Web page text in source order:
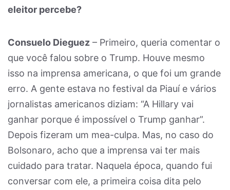
eleitor percebe?
Consuelo Dieguez – Primeiro, queria comentar o
que você falou sobre o Trump. Houve mesmo
isso na imprensa americana, o que foi um grande
erro. A gente estava no festival da Piauí e vários
jornalistas americanos diziam: “A Hillary vai
ganhar porque é impossível o Trump ganhar”.
Depois fizeram um mea-culpa. Mas, no caso do
Bolsonaro, acho que a imprensa vai ter mais
cuidado para tratar. Naquela época, quando fui
conversar com ele, a primeira coisa dita pelo